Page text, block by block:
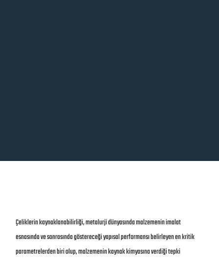
Çeliklerin kaynaklanabilirliği, metalurji dünyasında malzemenin imalat
esnasında ve sonrasında göstereceği yapısal performansı belirleyen en kritik
parametrelerden biri olup, malzemenin kaynak kimyasına verdiği tepki